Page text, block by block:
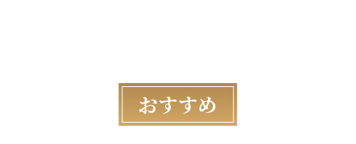
おすすめ